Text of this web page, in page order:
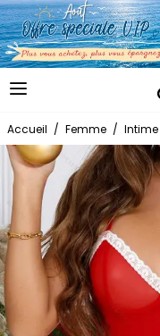
Accueil / Femme / Intime